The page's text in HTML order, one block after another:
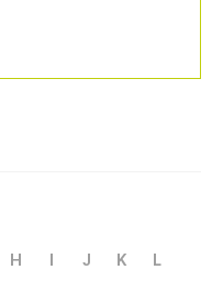
H I J K
L